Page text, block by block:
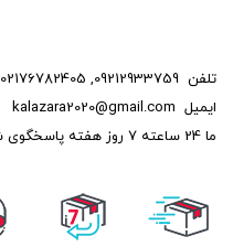
تلفن 09212933759
,
02176782405
ایمیل kalazara2020@gmail.com
ما 24 ساعته 7 روز هفته پاسخگوی شما هستیم.